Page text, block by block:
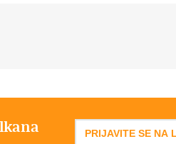
PRIJAVITE SE NA